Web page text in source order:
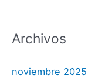
Archivos
noviembre 2025